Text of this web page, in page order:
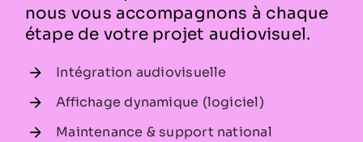
nous vous accompagnons à chaque
étape de votre projet audiovisuel.
Intégration audiovisuelle
Affichage dynamique (logiciel)
Maintenance & support national